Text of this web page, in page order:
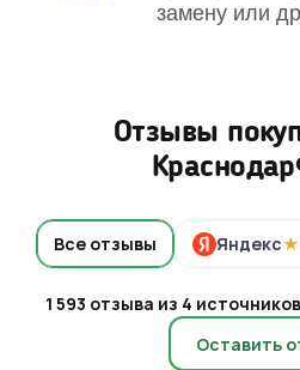
замену или
Отзывы
Все отзывы Яндекс★
1 593 отзыва из 4 источников
Оставить